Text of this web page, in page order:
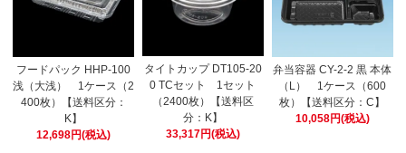
フードパック HHP-100
浅（大浅） 1ケース（2
400枚）【送料区分：
K】
12,698円(税込)
タイトカップ DT105-20
0 TCセット 1セット
（2400枚）【送料区
分：K】
33,317円(税込)
弁当容器 CY-2-2 黒 本体
（L） 1ケース（600
枚）【送料区分：C】
10,058円(税込)